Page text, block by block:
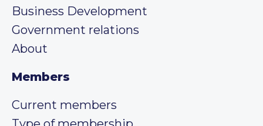
Business Development
Government relations
About
Members
Current members